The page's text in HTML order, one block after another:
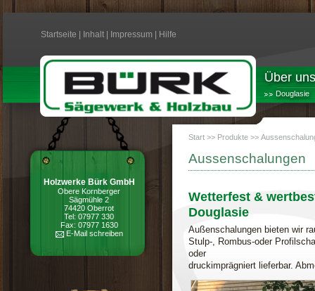
Startseite Inhalt Impressum Hilfe
Über uns
Douglasie
Holzwerke Bürk GmbH
Obere Kornberger
Sägmühle 2
74420 Oberrot
Tel: 07977 330
Fax: 07977 1630
E-Mail schreiben
Start >> Produkte >>
Aussenschalungen
Wetterfest &
Douglasie
Außenschalungen bieten wir
Stulp-, Rombus-oder
oder
druckimprägniert lieferbar.